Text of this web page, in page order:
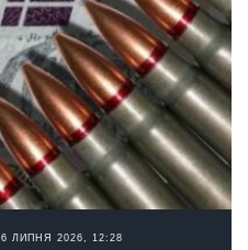
6 ЛИПНЯ 2026, 12:28